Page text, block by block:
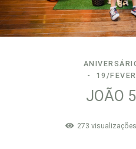
19/
JOÃO
273 visualizações